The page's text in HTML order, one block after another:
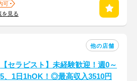
可
を見る
他の店舗
【セラピスト】未経験歓迎！週0～
5、1日1hOK！◎最高収入3510円